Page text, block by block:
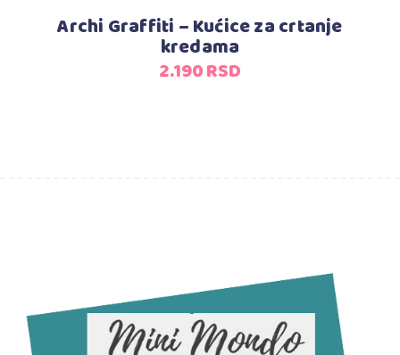
Archi Graffiti – Kućice za crtanje
kredama
2.190RSD